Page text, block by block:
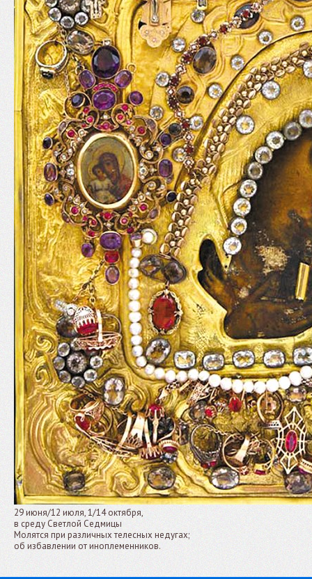
29 июня/12 июля, 1/14 октября,
в среду Светлой Седмицы
Молятся при различных телесных недугах;
об избавлении от иноплеменников.